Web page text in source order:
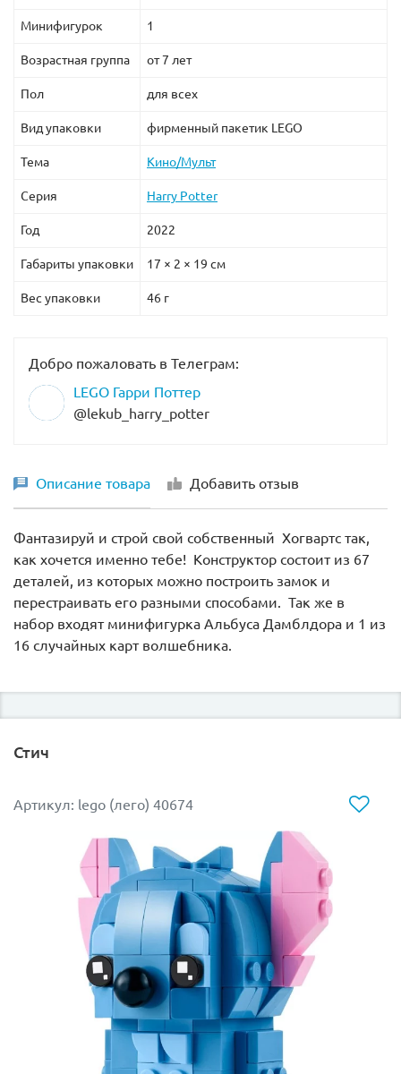
Минифигурок 1
Возрастная группа от 7 лет
Пол для всех
Вид упаковки фирменный пакетик LEGO
Тема Кино/Мульт
Серия Harry Potter
Год 2022
Габариты упаковки 17 × 2 × 19 см
Вес упаковки 46 г
Добро пожаловать в Телеграм:
LEGO Гарри Поттер
@lekub_harry_potter
Описание товара Добавить отзыв
Фантазируй и строй свой собственный Хогвартс так,
как хочется именно тебе! Конструктор состоит из 67
деталей, из которых можно построить замок и
перестраивать его разными способами. Так же в
набор входят минифигурка Альбуса Дамблдора и 1 из
16 случайных карт волшебника.
Стич
Артикул: lego (лего) 40674